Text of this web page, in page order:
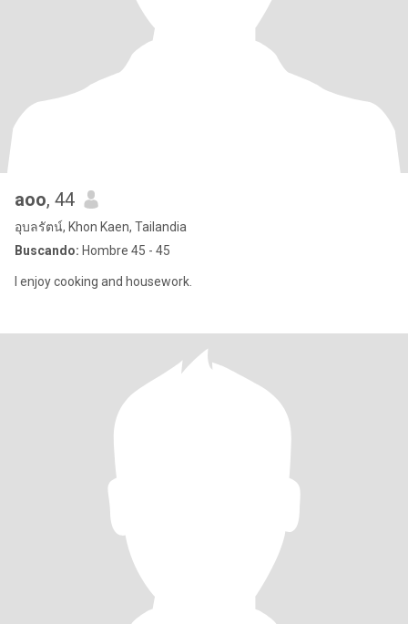
aoo, 44
อุบลรัตน์, Khon Kaen, Tailandia
Buscando: Hombre 45 - 45
I enjoy cooking and housework.